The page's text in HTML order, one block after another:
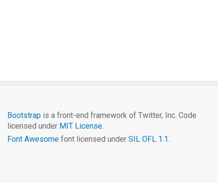
Bootstrap is a front-end framework of Twitter, Inc. Code
licensed under MIT License.
Font Awesome font licensed under SIL OFL 1.1